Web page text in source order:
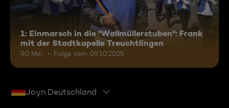
1: Einmarsch in die "Wallmüllerstuben": Frank
mit der Stadtkapelle Treuchtlingen
90 Min. Folge vom 09.10.2025
Joyn Deutschland